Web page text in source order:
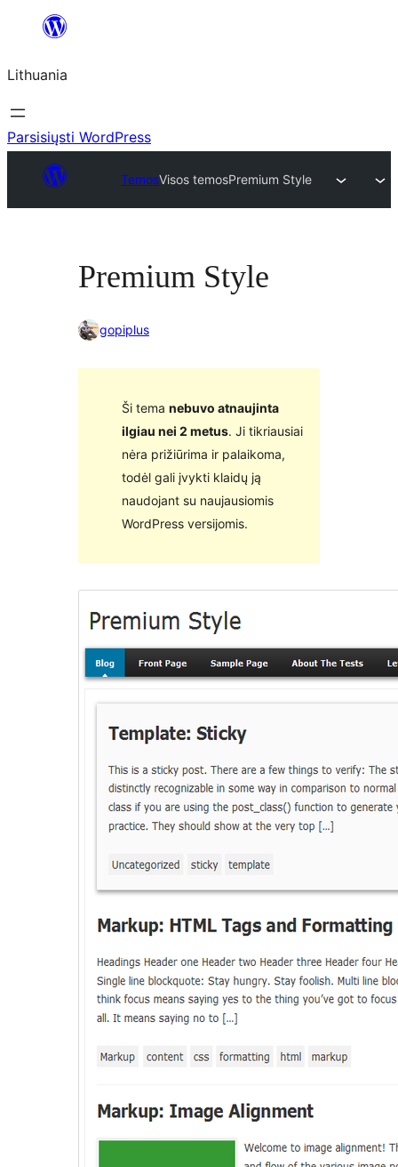
turinio
Lithuania
Parsisiųsti WordPress
TemosVisos temosPremium Style
Premium Style
gopiplus
Ši tema nebuvo atnaujinta
ilgiau nei 2 metus. Ji tikriausiai
nėra prižiūrima ir palaikoma,
todėl gali įvykti klaidų ją
naudojant su naujausiomis
WordPress versijomis.